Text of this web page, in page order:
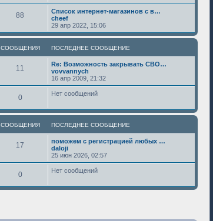
88
Список интернет-магазинов с в…
cheef
29 апр 2022, 15:06
СООБЩЕНИЯ ПОСЛЕДНЕЕ СООБЩЕНИЕ
11
Re: Возможность закрывать СВО…
vovvannych
16 апр 2009, 21:32
0 Нет сообщений
СООБЩЕНИЯ ПОСЛЕДНЕЕ СООБЩЕНИЕ
17
поможем с регистрацией любых …
daloji
25 июн 2026, 02:57
0 Нет сообщений